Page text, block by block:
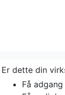
Er dette din
Få